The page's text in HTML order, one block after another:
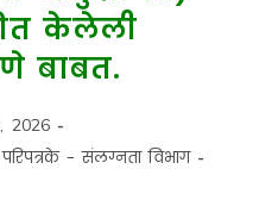
केलेली
बाबत.
2026
परिपत्रके - संलग्नता विभाग